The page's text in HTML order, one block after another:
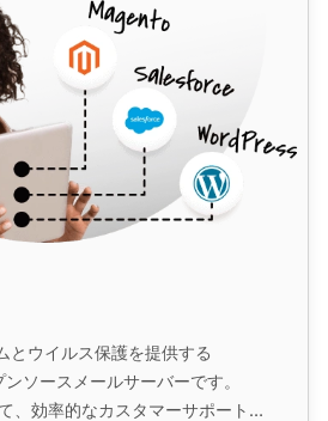
とウイルス保護を提供する
ソースメールサーバーです。
、効率的なカスタマーサポートと